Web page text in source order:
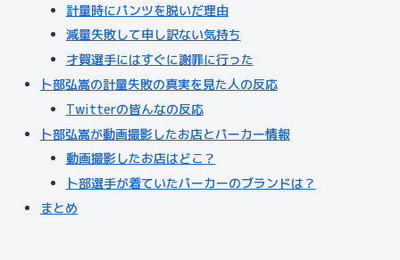
計量時にパンツを脱いだ理由
減量失敗して申し訳ない気持ち
才賀選手にはすぐに謝罪に行った
卜部弘嵩の計量失敗の真実を見た人の反応
Twitterの皆んなの反応
卜部弘嵩が動画撮影したお店とパーカー情報
動画撮影したお店はどこ？
卜部選手が着ていたパーカーのブランドは？
まとめ